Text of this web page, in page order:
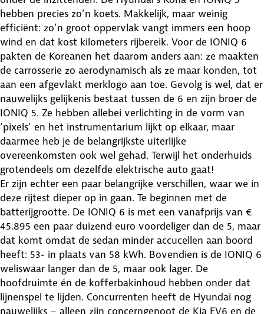
hebben precies zo’n koets. Makkelijk, maar weinig
efficiënt: zo’n groot oppervlak vangt immers een hoop
wind en dat kost kilometers rijbereik. Voor de IONIQ 6
pakten de Koreanen het daarom anders aan: ze maakten
de carrosserie zo aerodynamisch als ze maar konden, tot
aan een afgevlakt merklogo aan toe. Gevolg is wel, dat er
nauwelijks gelijkenis bestaat tussen de 6 en zijn broer de
IONIQ 5. Ze hebben allebei verlichting in de vorm van
‘pixels’ en het instrumentarium lijkt op elkaar, maar
daarmee heb je de belangrijkste uiterlijke
overeenkomsten ook wel gehad. Terwijl het onderhuids
grotendeels om dezelfde elektrische auto gaat!
Er zijn echter een paar belangrijke verschillen, waar we in
deze rijtest dieper op in gaan. Te beginnen met de
batterijgrootte. De IONIQ 6 is met een vanafprijs van €
45.895 een paar duizend euro voordeliger dan de 5, maar
dat komt omdat de sedan minder accucellen aan boord
heeft: 53- in plaats van 58 kWh. Bovendien is de IONIQ 6
weliswaar langer dan de 5, maar ook lager. De
hoofdruimte én de kofferbakinhoud hebben onder dat
lijnenspel te lijden. Concurrenten heeft de Hyundai nog
nauwelijks – alleen zijn concerngenoot de Kia EV6 en de